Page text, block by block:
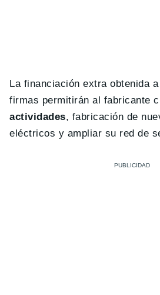
La financiación extra obtenida
firmas permitirán al fabricante
actividades, fabricación de
eléctricos y ampliar su red de